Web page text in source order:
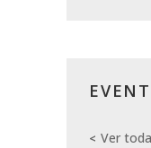
Ver